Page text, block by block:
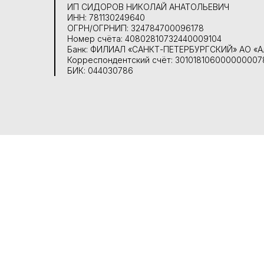
ИП СИДОРОВ НИКОЛАЙ АНАТОЛЬЕВИЧ
ИНН: 781130249640
ОГРН/ОГРНИП: 324784700096178
Номер счёта: 40802810732440009104
Банк: ФИЛИАЛ «САНКТ-ПЕТЕРБУРГСКИЙ» АО
Корреспондентский счёт:
БИК: 044030786